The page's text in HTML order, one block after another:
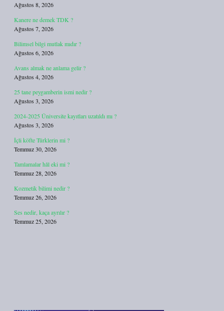
Ağustos 8, 2026
Kanere ne demek TDK ?
Ağustos 7, 2026
Bilimsel bilgi mutlak mıdır ?
Ağustos 6, 2026
Avans almak ne anlama gelir ?
Ağustos 4, 2026
25 tane peygamberin ismi nedir ?
Ağustos 3, 2026
2024-2025 Üniversite kayıtları uzatıldı mı ?
Ağustos 3, 2026
İçli köfte Türklerin mi ?
Temmuz 30, 2026
Tamlamalar hâl eki mi ?
Temmuz 28, 2026
Kozmetik bilimi nedir ?
Temmuz 26, 2026
Ses nedir, kaça ayrılır ?
Temmuz 25, 2026